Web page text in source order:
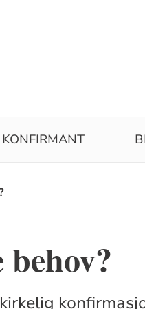
KONFIRMANT
behov?